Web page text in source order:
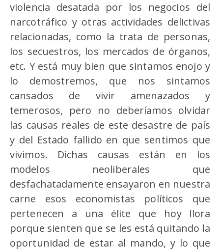
violencia desatada por los negocios del
narcotráfico y otras actividades delictivas
relacionadas, como la trata de personas,
los secuestros, los mercados de órganos,
etc. Y está muy bien que sintamos enojo y
lo demostremos, que nos sintamos
cansados de vivir amenazados y
temerosos, pero no deberíamos olvidar
las causas reales de este desastre de país
y del Estado fallido en que sentimos que
vivimos. Dichas causas están en los
modelos neoliberales que
desfachatadamente ensayaron en nuestra
carne esos economistas políticos que
pertenecen a una élite que hoy llora
porque sienten que se les está quitando la
oportunidad de estar al mando, y lo que